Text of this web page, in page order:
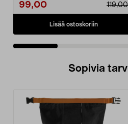
99,00 119,00
Lisää ostoskoriin
Sopivia